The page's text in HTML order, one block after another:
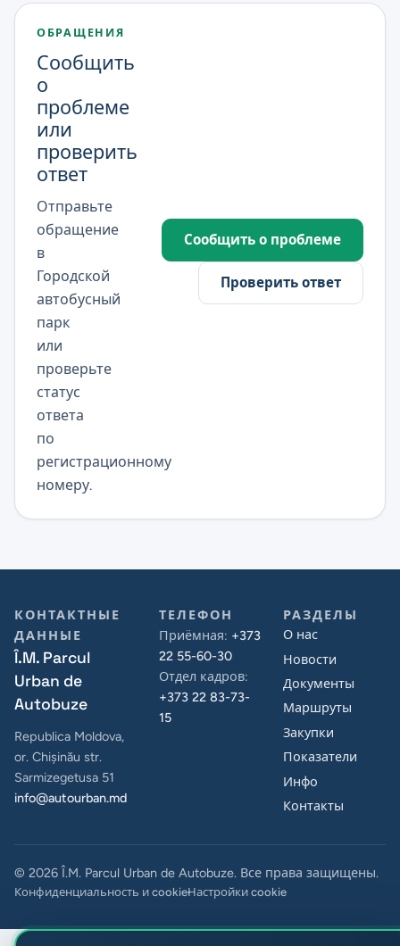
ОБРАЩЕНИЯ
Сообщить
о
проблеме
или
проверить
ответ
Отправьте
обращение
в
Городской
автобусный
парк
или
проверьте
статус
ответа
по
регистрационному
номеру.
Сообщить о проблеме
Проверить ответ
КОНТАКТНЫЕ
ДАННЫЕ
Î.M. Parcul
Urban de
Autobuze
Republica Moldova,
or. Chișinău str.
Sarmizegetusa 51
info@autourban.md
ТЕЛЕФОН
Приёмная: +373
22 55-60-30
Отдел кадров:
+373 22 83-73-
15
РАЗДЕЛЫ
О нас
Новости
Документы
Маршруты
Закупки
Показатели
Инфо
Контакты
© 2026 Î.M. Parcul Urban de Autobuze. Все права защищены.
Конфиденциальность и cookieНастройки cookie